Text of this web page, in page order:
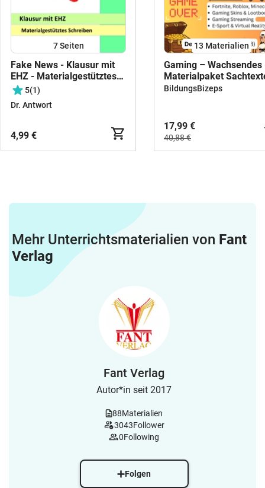
7Seiten
Fake News - Klausur mit
EHZ - Materialgestütztes
Schreiben - Digitale
Medien und Einfluss auf
Kommunikation
5(1)
Dr. Antwort
4,99 €
13 Materialien
Gaming – Wachsendes
Materialpaket
Deutsch Klasse 5/6
BildungsBizeps
17,99 €
40,88 €
Mehr Unterrichtsmaterialien von Fant
Verlag
Fant Verlag
Autor*in seit 2017
88Materialien
3043Follower
0Following
Folgen